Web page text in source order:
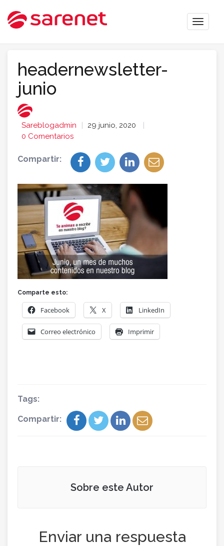
Toggle
headernewsletter-
junio
Sareblogadmin
29 junio, 2020
0 Comentarios
Compartir:
Comparte esto:
Facebook X LinkedIn
Correo electrónico Imprimir
Tags:
Compartir:
Sobre este Autor
Enviar una respuesta